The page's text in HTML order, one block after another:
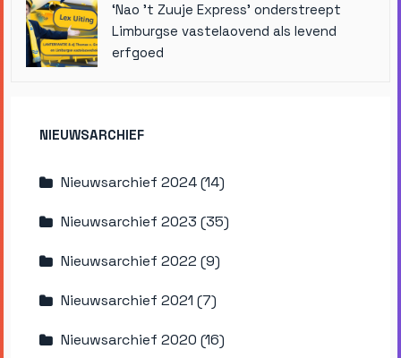
‘Nao ’t Zuuje Express’ onderstreept
Limburgse vastelaovend als levend
erfgoed
NIEUWSARCHIEF
Nieuwsarchief 2024 (14)
Nieuwsarchief 2023 (35)
Nieuwsarchief 2022 (9)
Nieuwsarchief 2021 (7)
Nieuwsarchief 2020 (16)